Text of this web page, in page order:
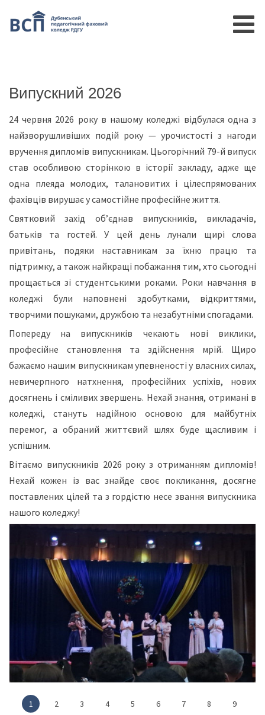
Випускний 2026
24 червня 2026 року в нашому коледжі відбулася одна з
найзворушливіших подій року — урочистості з нагоди
вручення дипломів випускникам. Цьогорічний 79-й випуск
став особливою сторінкою в історії закладу, адже ще
одна плеяда молодих, талановитих і цілеспрямованих
фахівців вирушає у самостійне професійне життя.
Святковий захід об’єднав випускників, викладачів,
батьків та гостей. У цей день лунали щирі слова
привітань, подяки наставникам за їхню працю та
підтримку, а також найкращі побажання тим, хто сьогодні
прощається зі студентськими роками. Роки навчання в
коледжі були наповнені здобутками, відкриттями,
творчими пошуками, дружбою та незабутніми спогадами.
Попереду на випускників чекають нові виклики,
професійне становлення та здійснення мрій. Щиро
бажаємо нашим випускникам упевненості у власних силах,
невичерпного натхнення, професійних успіхів, нових
досягнень і сміливих звершень. Нехай знання, отримані в
коледжі, стануть надійною основою для майбутніх
перемог, а обраний життєвий шлях буде щасливим і
успішним.
Вітаємо випускників 2026 року з отриманням дипломів!
Нехай кожен із вас знайде своє покликання, досягне
поставлених цілей та з гордістю несе звання випускника
нашого коледжу!
1 2 3 4 5 6 7 8
9